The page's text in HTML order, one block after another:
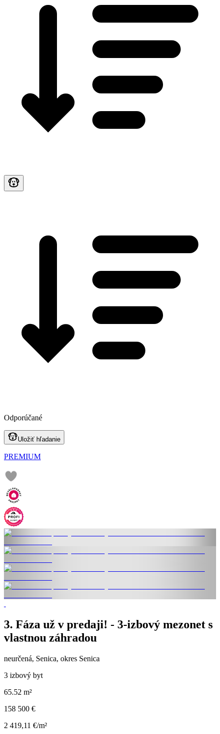
Odporúčané
Uložiť hľadanie
PREMIUM
3. Fáza už v predaji! - 3-izbový mezonet s
vlastnou záhradou
neurčená, Senica, okres Senica
3 izbový byt
65.52 m²
158 500 €
2 419,11 €/m²